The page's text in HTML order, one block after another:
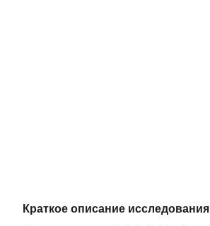
Краткое описание исследования